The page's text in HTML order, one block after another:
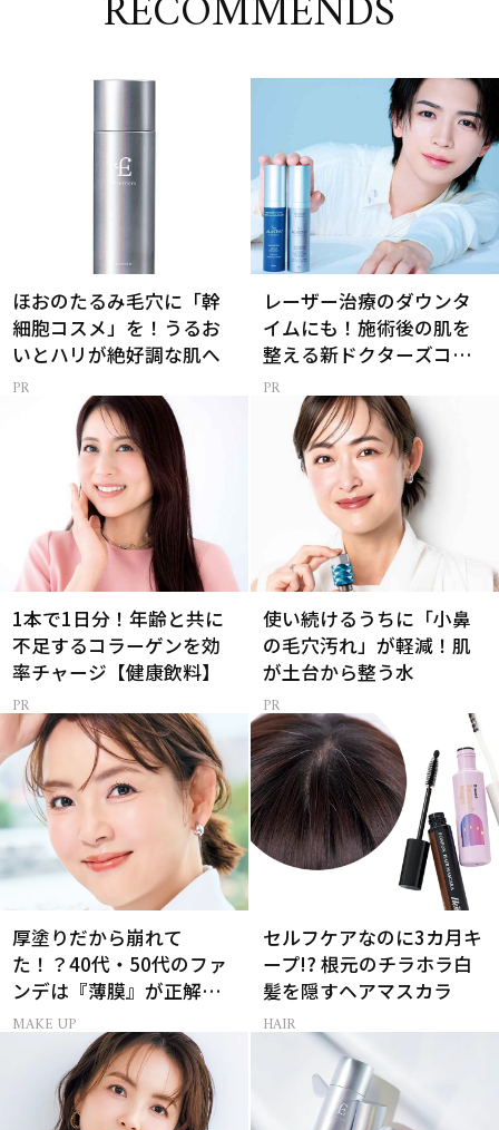
ほおのたるみ毛穴に「幹
細胞コスメ」を！うるお
いとハリが絶好調な肌へ
レーザー治療のダウンタ
イムにも！施術後の肌を
整える新ドクターズコス
メ
1本で1日分！年齢と共に
不足するコラーゲンを効
率チャージ【健康飲料】
使い続けるうちに「小鼻
の毛穴汚れ」が軽減！肌
が土台から整う水
厚塗りだから崩れて
た！？40代・50代のファ
ンデは『薄膜』が正解で
した
MAKE UP
セルフケアなのに3カ月キ
ープ!? 根元のチラホラ白
髪を隠すヘアマスカラ
HAIR